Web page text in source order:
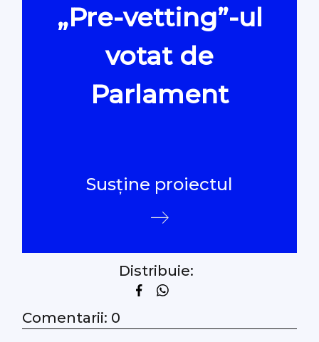
Oamenii Legii
#PeScurt din Parlament
#Arhivă LIVE
„Pre-vetting”-ul
votat de
Parlament
Susține proiectul
Distribuie:
Comentarii: 0